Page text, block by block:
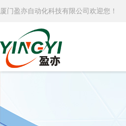
厦门盈亦自动化科技有限公司欢迎您！